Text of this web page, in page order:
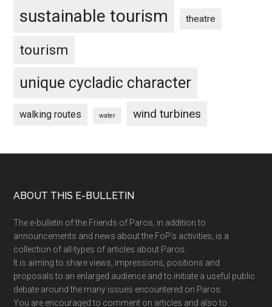
sustainable tourism theatre
tourism
unique cycladic character
walking routes water wind turbines
Footer
ABOUT THIS E-BULLETIN
The e-bulletin of the Friends of Paros, in addition to
announcements and news about the FoP’s activities, is a
collection of all-types of articles about Paros.
It is aiming to share views, impressions, positions and
proposals to an enlarged audience and to initiate a useful public
debate around the many issues encountered on Paros.
You are encouraged to comment on articles and also to